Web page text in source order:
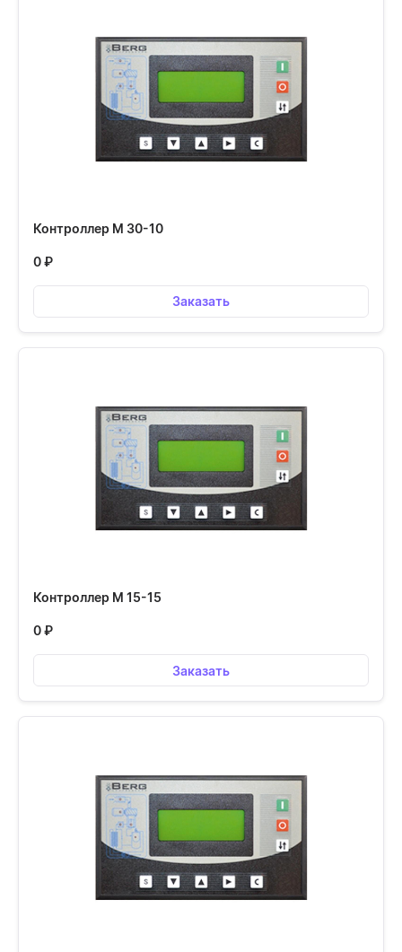
Контроллер М 30-10
0₽
Заказать
Контроллер М 15-15
0₽
Заказать